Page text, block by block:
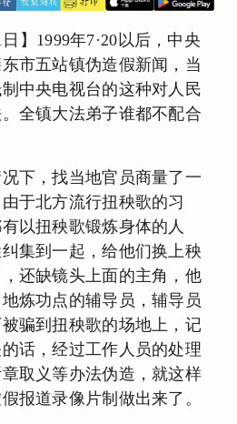
日】1999年7·20以后，中央
市五站镇伪造假新闻，当
中央电视台的这种对人民
全镇大法弟子谁都不配合
下，找当地官员商量了一
于北方流行扭秧歌的习
以扭秧歌锻炼身体的人
集到一起，给他们换上秧
还缺镜头上面的主角，他
炼功点的辅导员，辅导员
骗到扭秧歌的场地上，记
话，经过工作人员的处理
取义等办法伪造，就这样
报道录像片制做出来了。